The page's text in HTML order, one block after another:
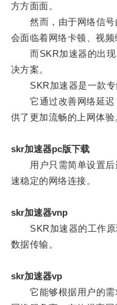
方方面面。
然而，由于网络信号
会面临着网络卡顿、视频
而SKR加速器的出现
决方案。
SKR加速器是一款专
它通过改善网络延迟
供了更加流畅的上网体验
skr加速器pc版下载
用户只需简单设置后
速稳定的网络连接。
skr加速器vnp
SKR加速器的工作原
数据传输。
skr加速器vp
它能够根据用户的需